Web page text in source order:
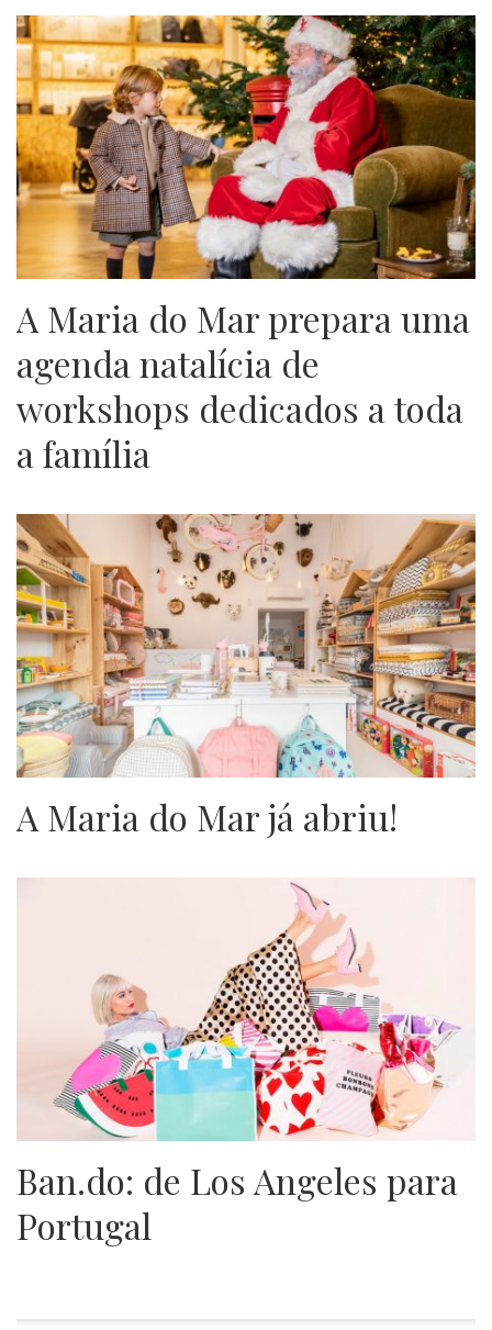
A Maria do Mar prepara uma
agenda natalícia de
workshops dedicados a toda
a família
A Maria do Mar já abriu!
Ban.do: de Los Angeles para
Portugal